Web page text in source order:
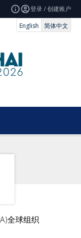
登录 / 创建账户
English
简体中文
全球组织